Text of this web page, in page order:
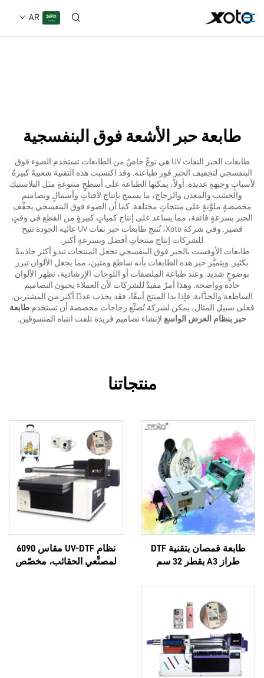
AR
الخدمات
تطبيق
اتصل بنا
طابعة حبر الأشعة فوق البنفسجية
طابعات الحبر النفاث UV هي نوعٌ خاصٌ من الطابعات تستخدم الضوء فوق
البنفسجي لتجفيف الحبر فور طباعته. وقد اكتسبت هذه التقنية شعبيةً كبيرةً
لأسبابٍ وجيهةٍ عديدة. أولاً، يمكنها الطباعة على أسطحٍ متنوعةٍ مثل البلاستيك
والخشب والمعدن والزجاج، ما يسمح بإنتاج لافتاتٍ وأسمالٍ وتصاميم
مخصصةٍ ملوَّنةٍ على منتجاتٍ مختلفة. كما أن الضوء فوق البنفسجي يجفِّف
الحبر بسرعةٍ فائقة، مما يساعد على إنتاج كمياتٍ كبيرةٍ من القطع في وقتٍ
قصير. وفي شركة Xoto، نُنتج طابعات حبر نفاث UV عالية الجودة تتيح
للشركات إنتاج منتجاتٍ أفضل وبسرعةٍ أكبر.
طابعات الأوفست بالحبر فوق البنفسجي تجعل المنتجات تبدو أكثر جاذبيةً
بكثير. ويتميَّز حبر هذه الطابعات بأنه ساطع ومتين، مما يجعل الألوان تبرز
بوضوحٍ شديد. وعند طباعة الملصقات أو اللوحات الإرشادية، تظهر الألوان
حادة وواضحة. وهذا أمرٌ مفيدٌ للشركات لأن العملاء يحبون التصاميم
الساطعة والجذَّابة. فإذا بدا المنتج أنيقًا، فقد يجذب عددًا أكبر من المشترين.
فعلى سبيل المثال، يمكن لشركة تُصنِّع زجاجات مخصصة أن تستخدم طابعة
حبر بنظام العرض الواسع لإنشاء تصاميم فريدة تلفت انتباه المتسوقين.
منتجاتنا
طابعة قمصان بتقنية DTF
طراز A3 بقطر 32 سم
طراز XP600 ورؤوس i1600A1
نظام UV-DTF مقاس 6090
لمصنِّعي الحقائب، مخصّص